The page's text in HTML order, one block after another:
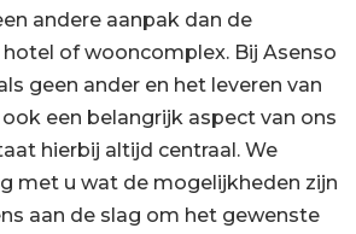
andere aanpak dan de
hotel of wooncomplex. Bij Asenso
geen ander en het leveren van
een belangrijk aspect van ons
hierbij altijd centraal. We
met u wat de mogelijkheden zijn
aan de slag om het gewenste